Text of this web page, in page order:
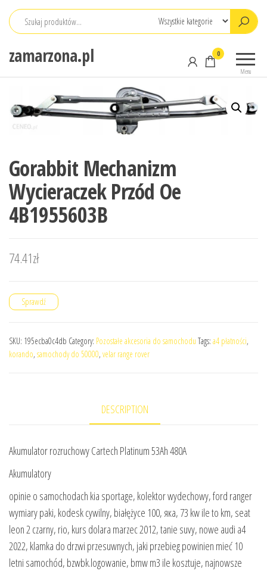
Przejdź
zamarzona.pl
Menu
0
Gorabbit Mechanizm
Wycieraczek Przód Oe
4B1955603B
74.41zł
Sprawdź
SKU: 195ecba0c4db Category: Pozostałe akcesoria do samochodu Tags: a4 płatności,
korando, samochody do 50000, velar range rover
DESCRIPTION
Akumulator rozruchowy Cartech Platinum 53Ah 480A
Akumulatory
opinie o samochodach kia sportage, kolektor wydechowy, ford ranger
wymiary paki, kodesk cywilny, białężyce 100, яка, 73 kw ile to km, seat
leon 2 czarny, rio, kurs dolara marzec 2012, tanie suvy, nowe audi a4
2022, klamka do drzwi przesuwnych, jaki przebieg powinien mieć 10
letni samochód, bzwbk.logowanie, bmw m3 ile kosztuje, najnowsze